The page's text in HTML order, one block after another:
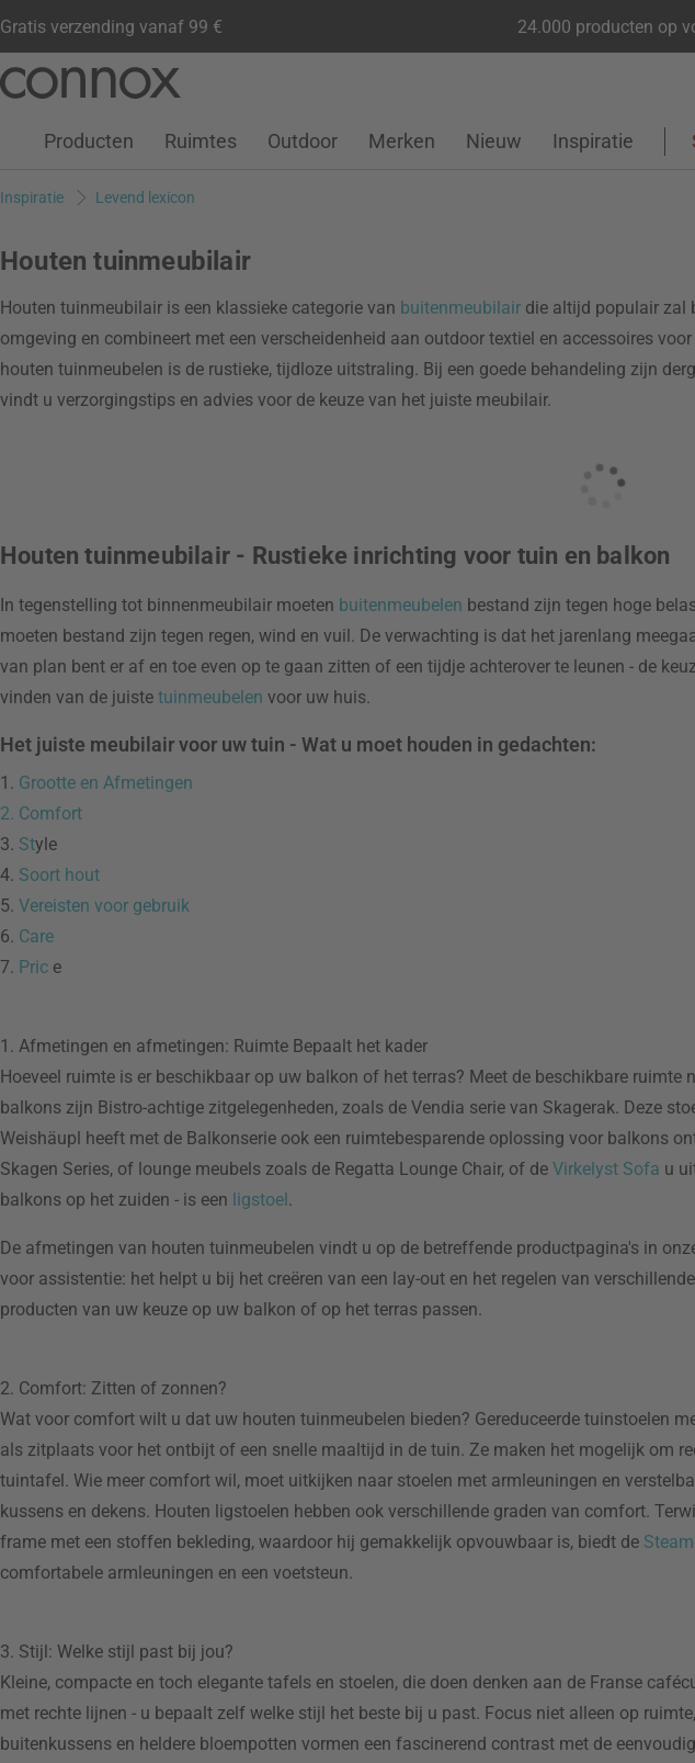
Gratis verzending vanaf 99 € 24.000 producten op
pagina-
zoeken
Klantenaccount
Verlanglijstje
Warenkorb
Producten Ruimtes Outdoor Merken Nieuw Inspiratie
Inspiratie Levend lexicon
Houten tuinmeubilair
Houten tuinmeubilair is een klassieke categorie van buitenmeubilair die altijd populair zal
omgeving en combineert met een verscheidenheid aan outdoor textiel en accessoires
houten tuinmeubelen is de rustieke, tijdloze uitstraling. Bij een goede behandeling zijn
vindt u verzorgingstips en advies voor de keuze van het juiste meubilair.
Houten tuinmeubilair - Rustieke inrichting voor tuin en balkon
In tegenstelling tot binnenmeubilair moeten buitenmeubelen bestand zijn tegen hoge
moeten bestand zijn tegen regen, wind en vuil. De verwachting is dat het jarenlang
van plan bent er af en toe even op te gaan zitten of een tijdje achterover te leunen - de
vinden van de juiste tuinmeubelen voor uw huis.
Het juiste meubilair voor uw tuin - Wat u moet houden in gedachten:
1. Grootte en Afmetingen
2. Comfort
3. Style
4. Soort hout
5. Vereisten voor gebruik
6. Care
7. Pric e
1. Afmetingen en afmetingen: Ruimte Bepaalt het kader
Hoeveel ruimte is er beschikbaar op uw balkon of het terras? Meet de beschikbare
balkons zijn Bistro-achtige zitgelegenheden, zoals de Vendia serie van Skagerak. Deze
Weishäupl heeft met de Balkonserie ook een ruimtebesparende oplossing voor balkons
Skagen Series, of lounge meubels zoals de Regatta Lounge Chair, of de Virkelyst Sofa u
balkons op het zuiden - is een ligstoel.
De afmetingen van houten tuinmeubelen vindt u op de betreffende productpagina's in
voor assistentie: het helpt u bij het creëren van een lay-out en het regelen van
producten van uw keuze op uw balkon of op het terras passen.
2. Comfort: Zitten of zonnen?
Wat voor comfort wilt u dat uw houten tuinmeubelen bieden? Gereduceerde tuinstoelen
als zitplaats voor het ontbijt of een snelle maaltijd in de tuin. Ze maken het mogelijk om
tuintafel. Wie meer comfort wil, moet uitkijken naar stoelen met armleuningen en
kussens en dekens. Houten ligstoelen hebben ook verschillende graden van comfort.
frame met een stoffen bekleding, waardoor hij gemakkelijk opvouwbaar is, biedt de
comfortabele armleuningen en een voetsteun.
3. Stijl: Welke stijl past bij jou?
Kleine, compacte en toch elegante tafels en stoelen, die doen denken aan de Franse
met rechte lijnen - u bepaalt zelf welke stijl het beste bij u past. Focus niet alleen op
buitenkussens en heldere bloempotten vormen een fascinerend contrast met de